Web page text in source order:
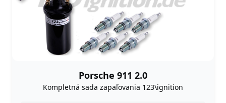
Porsche 911 2.0
Kompletná sada zapaľovania 123\ignition